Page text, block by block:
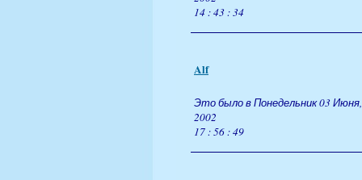
14 : 43 : 34
Alf
Это было в Понедельник 03 Июня,
2002
17 : 56 : 49